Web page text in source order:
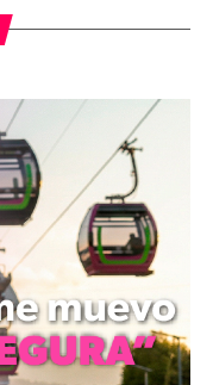
de nueva deuda